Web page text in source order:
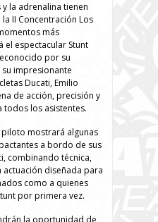
la adrenalina tienen
II Concentración Los
más
el espectacular Stunt
por su
impresionante
Ducati, Emilio
de acción, precisión y
todos los asistentes.
mostrará algunas
a bordo de sus
combinando técnica,
diseñada para
como a quienes
por primera vez.
la oportunidad de